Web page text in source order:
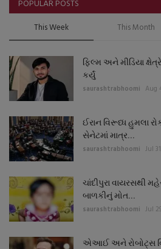
POPULAR POSTS
This Week This Month
ફિલ્મ અને મીડિયા
કર્યું
saurashtrabhoomi Aug
ઈરાન વિરૂધ્ધ હુમલા
સેનેટમાં માત્ર...
saurashtrabhoomi Jul
ચાંદીપુરા વાયરસથી
બાળકીનું મોત...
saurashtrabhoomi Jul
એઆઈ અને રોબોટ્સ